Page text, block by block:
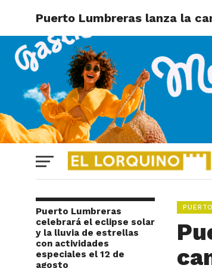
Puerto Lumbreras lanza la
Puerto Lumbreras
celebrará el eclipse solar
y la lluvia de estrellas
con actividades
especiales el 12 de
agosto